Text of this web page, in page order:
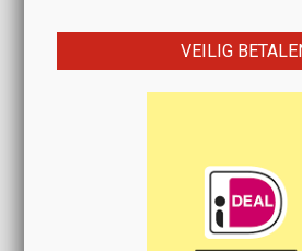
VEILIG